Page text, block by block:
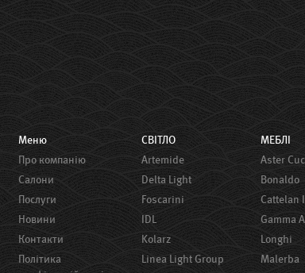
Меню
Про компанію
Салони
Послуги
Новини
Контакти
Політика
СВІТЛО
Artemide
Delta Light
Foscarini
IDL
Kolarz
Linea Light Group
МЕБЛІ
Aster
Bonaldo
Cattelan
Gamma
Longhi
Malerba